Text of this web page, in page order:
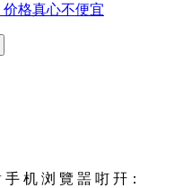
格真心不便宜
机 浏 覽 噐 咑 幵：